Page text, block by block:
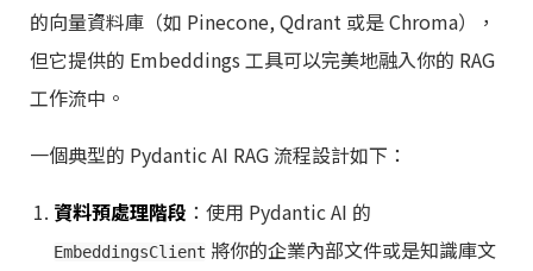
的向量資料庫（如 Pinecone, Qdrant 或是 Chroma），
但它提供的 Embeddings 工具可以完美地融入你的 RAG
工作流中。
一個典型的 Pydantic AI RAG 流程設計如下：
資料預處理階段 ：使用 Pydantic AI 的
EmbeddingsClient 將你的企業內部文件或是知識庫文